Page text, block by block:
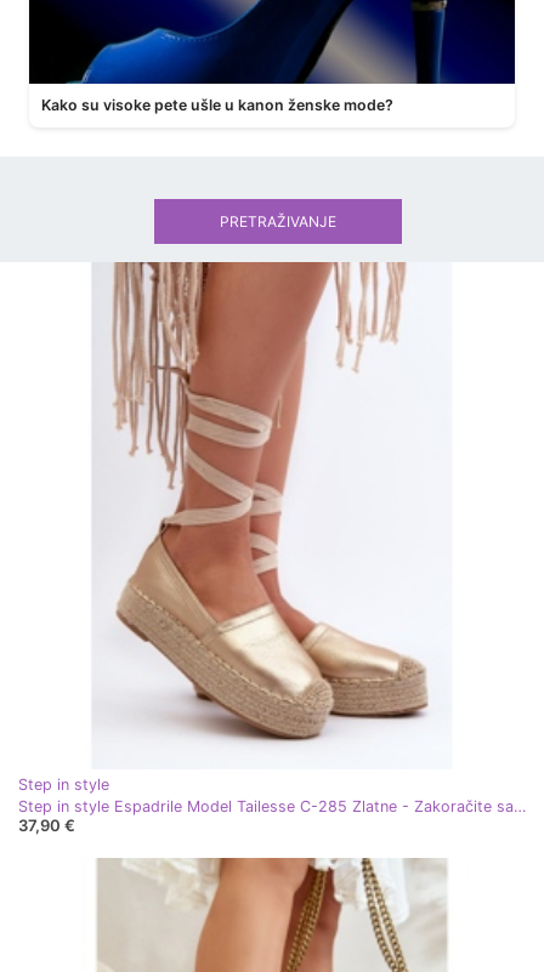
Kako su visoke pete ušle u kanon ženske mode?
Step in style
Step in style Espadrile Model Tailesse C-285 Zlatne - Zakoračite sa stilom žuta boja
37,90 €
PRETRAŽIVANJE